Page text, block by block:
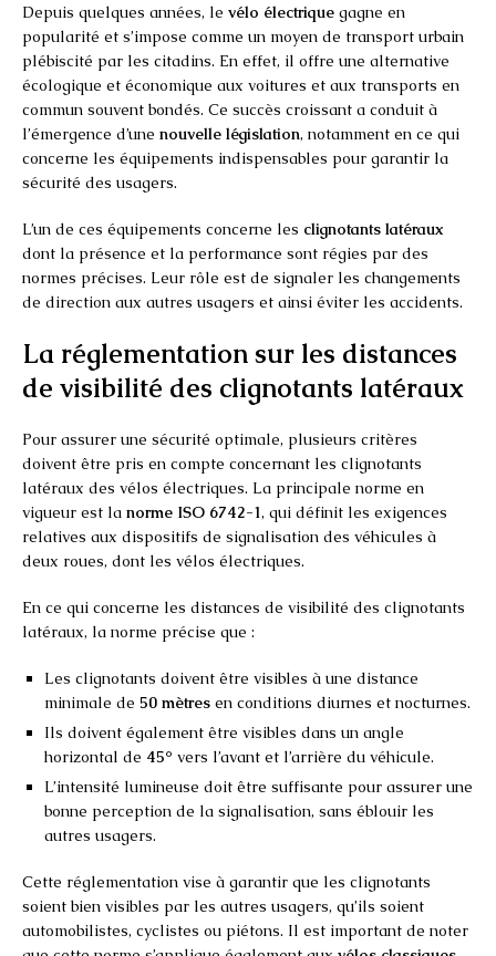
Depuis quelques années, le vélo électrique gagne en
popularité et s’impose comme un moyen de transport urbain
plébiscité par les citadins. En effet, il offre une alternative
écologique et économique aux voitures et aux transports en
commun souvent bondés. Ce succès croissant a conduit à
l’émergence d’une nouvelle législation, notamment en ce qui
concerne les équipements indispensables pour garantir la
sécurité des usagers.
L’un de ces équipements concerne les clignotants latéraux
dont la présence et la performance sont régies par des
normes précises. Leur rôle est de signaler les changements
de direction aux autres usagers et ainsi éviter les accidents.
La réglementation sur les distances
de visibilité des clignotants latéraux
Pour assurer une sécurité optimale, plusieurs critères
doivent être pris en compte concernant les clignotants
latéraux des vélos électriques. La principale norme en
vigueur est la norme ISO 6742-1, qui définit les exigences
relatives aux dispositifs de signalisation des véhicules à
deux roues, dont les vélos électriques.
En ce qui concerne les distances de visibilité des clignotants
latéraux, la norme précise que :
Les clignotants doivent être visibles à une distance
minimale de 50 mètres en conditions diurnes et nocturnes.
Ils doivent également être visibles dans un angle
horizontal de 45° vers l’avant et l’arrière du véhicule.
L’intensité lumineuse doit être suffisante pour assurer une
bonne perception de la signalisation, sans éblouir les
autres usagers.
Cette réglementation vise à garantir que les clignotants
soient bien visibles par les autres usagers, qu’ils soient
automobilistes, cyclistes ou piétons. Il est important de noter